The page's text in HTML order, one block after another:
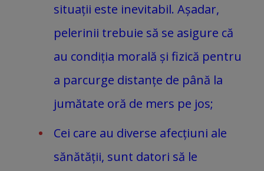
situații este inevitabil. Așadar,
pelerinii trebuie să se asigure că
au condiția morală și fizică pentru
a parcurge distanțe de până la
jumătate oră de mers pe jos;
Cei care au diverse afecțiuni ale
sănătății, sunt datori să le